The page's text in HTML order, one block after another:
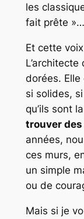
les
fait prête »…
Et cette
dorées.
si solides,
qu’ils sont
trouver
années,
ces murs,
un simple
ou de
Mais si je